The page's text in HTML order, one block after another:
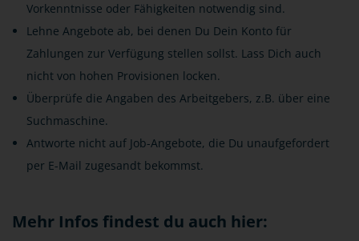
Vorkenntnisse oder Fähigkeiten notwendig sind.
Lehne Angebote ab, bei denen Du Dein Konto für
Zahlungen zur Verfügung stellen sollst. Lass Dich auch
nicht von hohen Provisionen locken.
Überprüfe die Angaben des Arbeitgebers, z.B. über eine
Suchmaschine.
Antworte nicht auf Job-Angebote, die Du unaufgefordert
per E-Mail zugesandt bekommst.
Mehr Infos findest du auch hier: